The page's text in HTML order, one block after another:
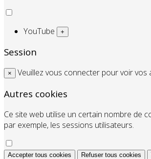
YouTube +
Session
× Veuillez vous connecter pour voir vos
Autres cookies
Ce site web utilise un certain nombre de
par exemple, les sessions utilisateurs.
Accepter tous cookies Refuser tous cookies